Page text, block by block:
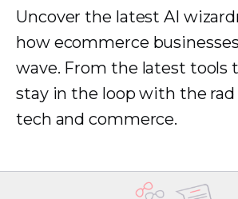
Uncover the latest AI
how ecommerce
wave. From the latest tools
stay in the loop with the
tech and commerce.